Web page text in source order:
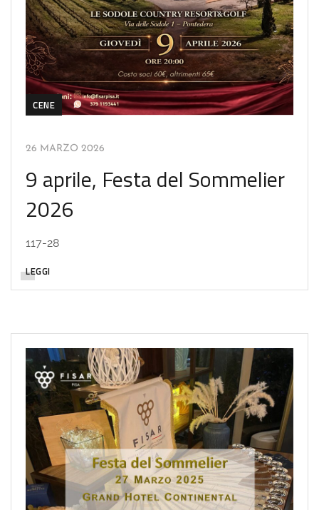
CENE
26 MARZO 2026
9 aprile, Festa del Sommelier
2026
117-28
LEGGI